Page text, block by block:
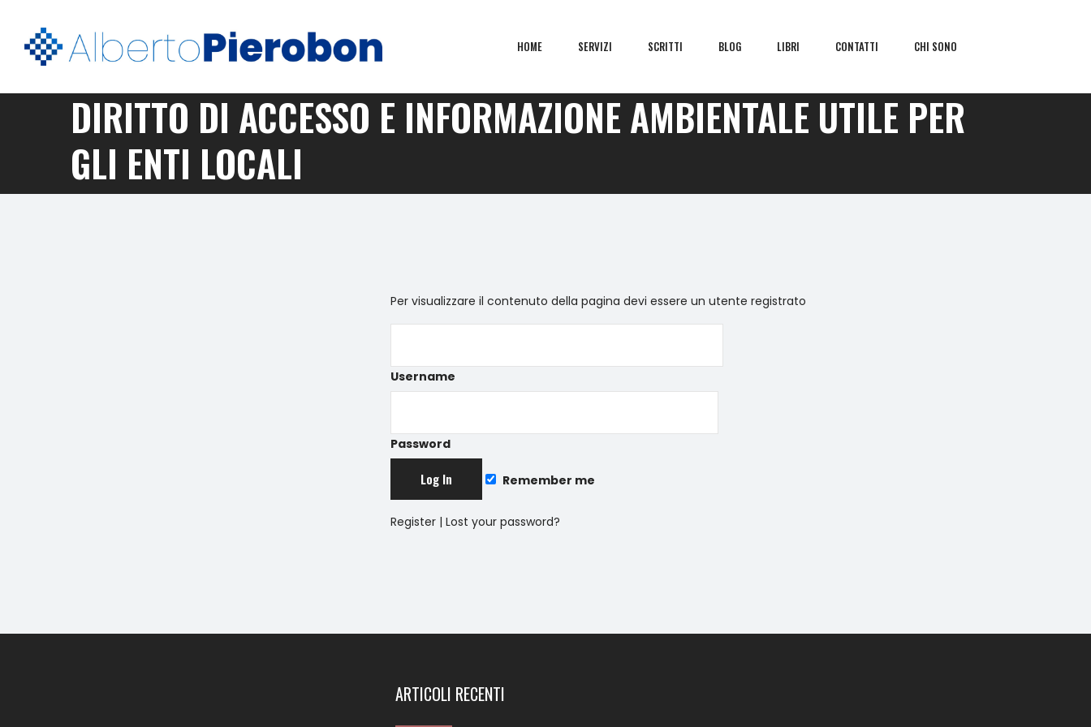
HOME SERVIZI SCRITTI BLOG LIBRI CONTATTI CHI SONO
DIRITTO DI ACCESSO E INFORMAZIONE AMBIENTALE UTILE PER
GLI ENTI LOCALI
Per visualizzare il contenuto della pagina devi essere un utente registrato
Username
Password
Remember me
Register |Lost your password?
ARTICOLI RECENTI